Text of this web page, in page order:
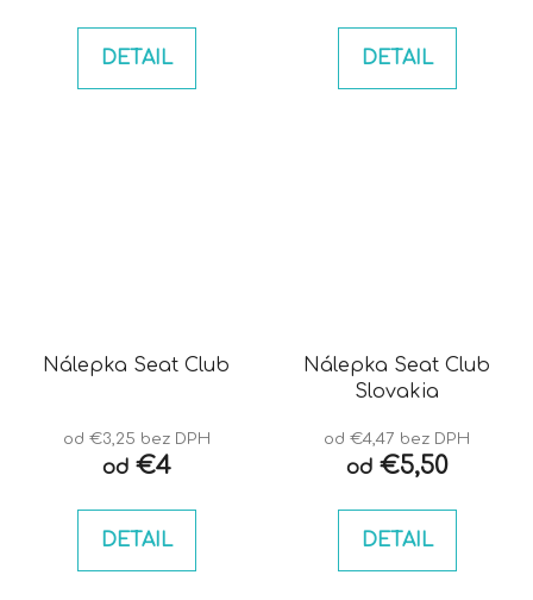
DETAIL DETAIL
Nálepka Seat Club
od €3,25 bez DPH
od€4
DETAIL
Nálepka Seat Club
Slovakia
od €4,47 bez DPH
od€5,50
DETAIL